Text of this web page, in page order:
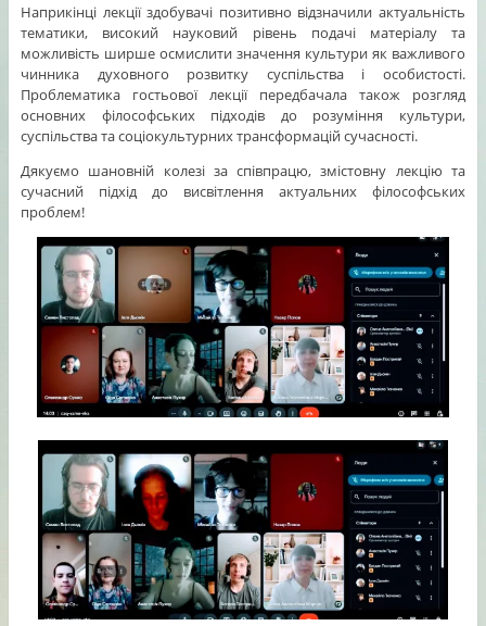
Наприкінці лекції здобувачі позитивно відзначили актуальність
тематики, високий науковий рівень подачі матеріалу та
можливість ширше осмислити значення культури як важливого
чинника духовного розвитку суспільства і особистості.
Проблематика гостьової лекції передбачала також розгляд
основних філософських підходів до розуміння культури,
суспільства та соціокультурних трансформацій сучасності.
Дякуємо шановній колезі за співпрацю, змістовну лекцію та
сучасний підхід до висвітлення актуальних філософських
проблем!